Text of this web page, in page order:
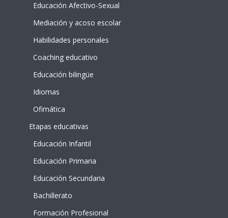
Educación Afectivo-Sexual
Mediación y acoso escolar
Habilidades personales
Coaching educativo
Educación bilingüe
Idiomas
Ofimática
Etapas educativas
Educación Infantil
Educación Primaria
Educación Secundaria
Bachillerato
Formación Profesional